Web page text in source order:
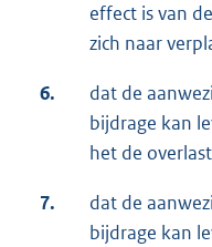
effect is van
zich naar
6.
dat de
bijdrage kan
het de
7.
dat de
bijdrage kan